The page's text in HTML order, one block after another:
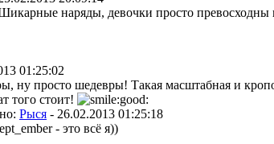
наряды, девочки просто превосходны
01:25:02
ну просто шедевры! Такая масштабная и
того стоит!
Рыся - 26.02.2013 01:25:18
- это всё я))